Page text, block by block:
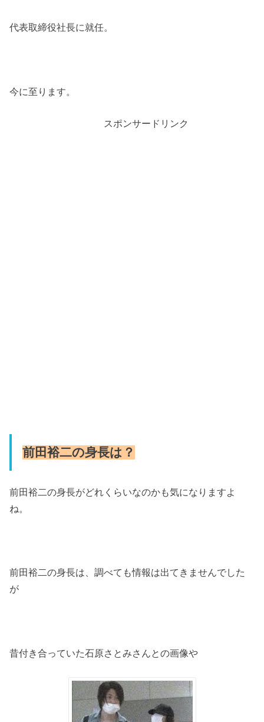
代表取締役社長に就任。
今に至ります。
スポンサードリンク
前田裕二の身長は？
前田裕二の身長がどれくらいなのかも気になりますよ
ね。
前田裕二の身長は、調べても情報は出てきませんでした
が
昔付き合っていた石原さとみさんとの画像や